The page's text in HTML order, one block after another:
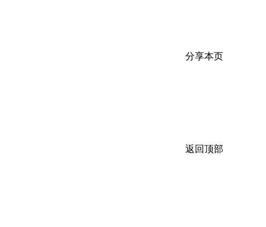
分享本页
返回顶部